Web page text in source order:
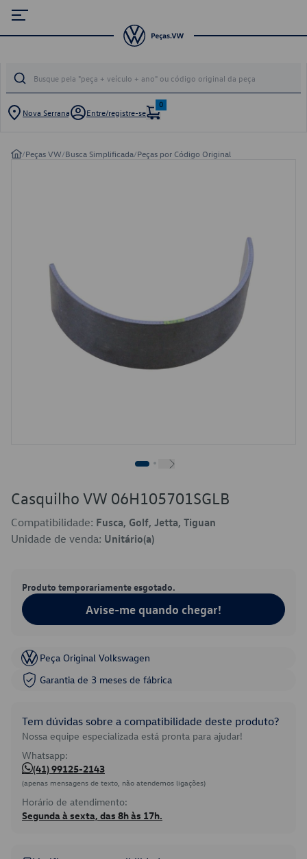
Nova Serrana Entre/registre-se
0
/Peças VW/Busca Simplificada/Peças por Código Original
Casquilho VW 06H105701SGLB
Compatibilidade: Fusca, Golf, Jetta, Tiguan
Unidade de venda: Unitário(a)
Produto temporariamente esgotado.
Avise-me quando chegar!
Peça Original Volkswagen
Garantia de 3 meses de fábrica
Tem dúvidas sobre a compatibilidade deste produto?
Nossa equipe especializada está pronta para ajudar!
Whatsapp:
(41) 99125-2143
(apenas mensagens de texto, não atendemos ligações)
Horário de atendimento:
Segunda à sexta, das 8h às 17h.